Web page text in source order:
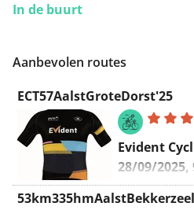
In de buurt
Aanbevolen routes
ECT57AalstGroteDorst'25
Evident
28/09/2025,
Aalst -
53km335hmAalstBekkerzeel